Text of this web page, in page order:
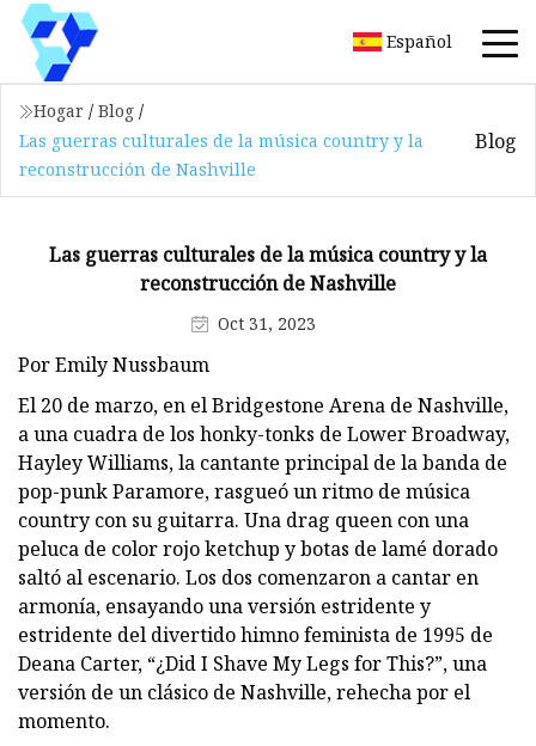
Español
Hogar / Blog /
Las guerras culturales de la música country y la
reconstrucción de Nashville
Blog
Las guerras culturales de la música country y la
reconstrucción de Nashville
Oct 31, 2023
Por Emily Nussbaum
El 20 de marzo, en el Bridgestone Arena de Nashville,
a una cuadra de los honky-tonks de Lower Broadway,
Hayley Williams, la cantante principal de la banda de
pop-punk Paramore, rasgueó un ritmo de música
country con su guitarra. Una drag queen con una
peluca de color rojo ketchup y botas de lamé dorado
saltó al escenario. Los dos comenzaron a cantar en
armonía, ensayando una versión estridente y
estridente del divertido himno feminista de 1995 de
Deana Carter, “¿Did I Shave My Legs for This?”, una
versión de un clásico de Nashville, rehecha por el
momento.